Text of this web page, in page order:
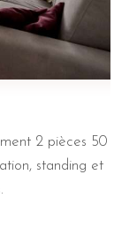
2 pièces 50 m²,
standing et